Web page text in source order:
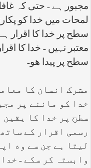
مجبور ہے - حتی کہ
لمحات میں خدا کو
سطح پر خدا کا اقرار
معتبر نہیں - خدا کا
سطح پر پیدا هو-
مشرک انسان کا
خدا کو ماننے پر
سطح پر خدا کا
رسمی اقرار کے
لیتا ہے جن سے وه
وابستہ کر سکے -